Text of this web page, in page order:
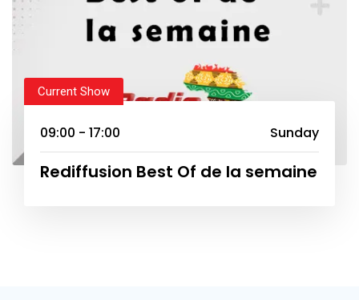
Current Show
09:00 - 17:00 Sunday
Rediffusion Best Of de la semaine